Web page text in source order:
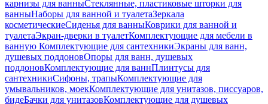
карнизы для ванныСтеклянные, пластиковые шторки для
ванныНаборы для ванной и туалетаЗеркала
косметическиеСиденья для ванныКоврики для ванной и
туалетаЭкран-дверки в туалетКомплектующие для мебели в
ванную Комплектующие для сантехникиЭкраны для ванн,
душевых поддоновОпоры для ванн, душевых
поддоновКомплектующие для ваннПлинтусы для
сантехникиСифоны, трапыКомплектующие для
умывальников, моекКомплектующие для унитазов, писсуаров,
бидеБачки для унитазовКомплектующие для душевых